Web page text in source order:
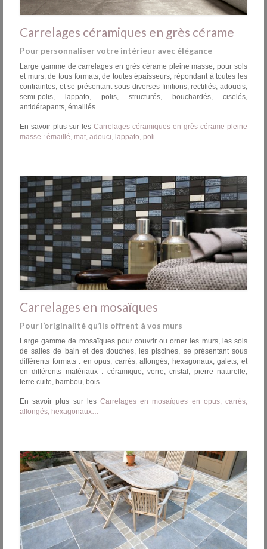
Carrelages céramiques en grès cérame
Pour personnaliser votre intérieur avec élégance
Large gamme de carrelages en grès cérame pleine masse, pour sols
et murs, de tous formats, de toutes épaisseurs, répondant à toutes les
contraintes, et se présentant sous diverses finitions, rectifiés, adoucis,
semi-polis, lappato, polis, structurés, bouchardés, ciselés,
antidérapants, émaillés…
En savoir plus sur les Carrelages céramiques en grès cérame pleine
masse : émaillé, mat, adouci, lappato, poli…
Carrelages en mosaïques
Pour l’originalité qu’ils offrent à vos murs
Large gamme de mosaïques pour couvrir ou orner les murs, les sols
de salles de bain et des douches, les piscines, se présentant sous
différents formats : en opus, carrés, allongés, hexagonaux, galets, et
en différents matériaux : céramique, verre, cristal, pierre naturelle,
terre cuite, bambou, bois…
En savoir plus sur les Carrelages en mosaïques en opus, carrés,
allongés, hexagonaux…